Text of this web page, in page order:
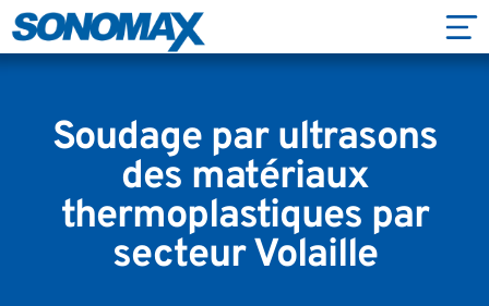
Soudage par ultrasons
des matériaux
thermoplastiques par
secteur Volaille